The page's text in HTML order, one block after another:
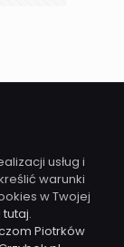
usług i
warunki
w Twojej
tutaj.
Piotrków